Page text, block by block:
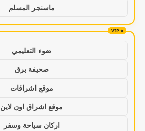
ماسنجر المسلم
ضوء التعليمي
صحيفة برق
موقع اشراقات
موقع اشراق اون لاين
اركان سياحة وسفر